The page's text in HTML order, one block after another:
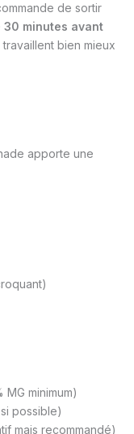
de sortir
30 minutes avant
bien mieux
apporte une
minimum)
possible)
mais recommandé)